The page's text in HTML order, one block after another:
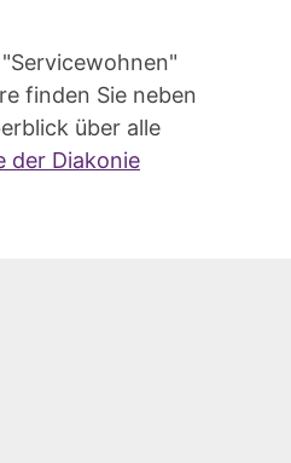
finden Sie neben
über alle
der Diakonie